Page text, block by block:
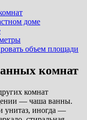
доме
объем площади
комнат
комнат
— чаша ванны.
унитаз, иногда —